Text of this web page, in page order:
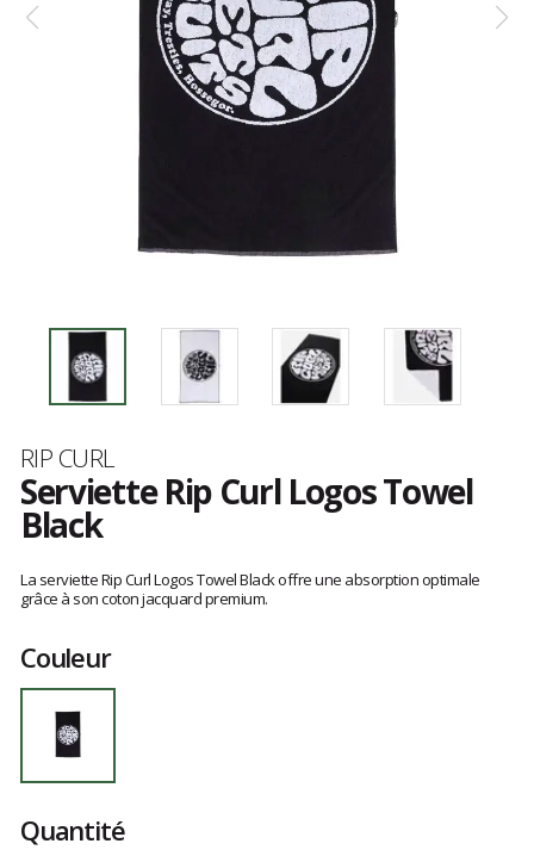
Marque
RIP CURL
Serviette Rip Curl Logos Towel
Black
avis
clients
La serviette Rip Curl Logos Towel Black offre une absorption optimale
grâce à son coton jacquard premium.
Couleur
Quantité